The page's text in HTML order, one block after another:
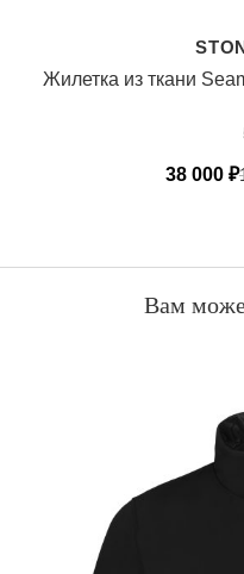
Жилетка из ткани
38 000 ₽
Вам